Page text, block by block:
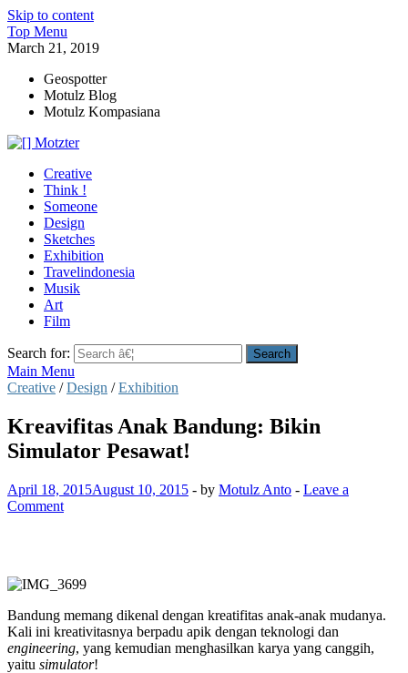
Skip to content
Top Menu
March 21, 2019
Geospotter
Motulz Blog
Motulz Kompasiana
[] Motzter
Cerita Ide Kreatif
Creative
Think !
Someone
Design
Sketches
Exhibition
Travelindonesia
Musik
Art
Film
Search for:
Main Menu
Creative /Design /Exhibition
Kreavifitas Anak Bandung: Bikin
Simulator Pesawat!
April 18, 2015August 10, 2015 - by Motulz Anto - Leave a
Comment
Bandung memang dikenal dengan kreatifitas anak-anak mudanya.
Kali ini kreativitasnya berpadu apik dengan teknologi dan
engineering, yang kemudian menghasilkan karya yang canggih,
yaitu simulator!